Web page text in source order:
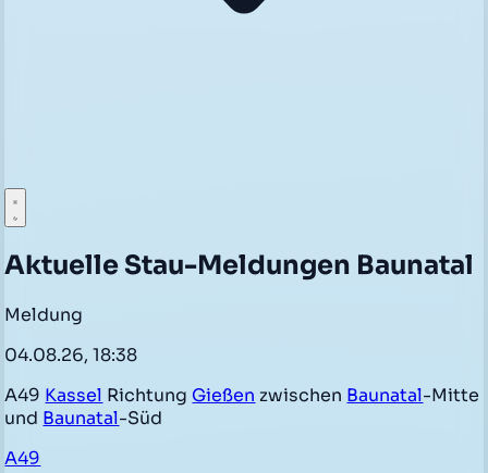
Aktuelle Stau-Meldungen Baunatal
Meldung
04.08.26, 18:38
A49 Kassel Richtung Gießen zwischen Baunatal-Mitte
und Baunatal-Süd
A49